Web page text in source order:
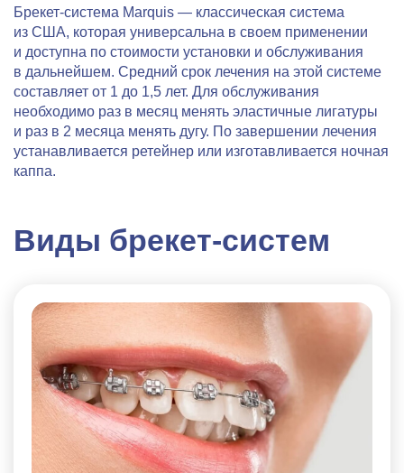
Брекет-система Marquis — классическая система
из США, которая универсальна в своем применении
и доступна по стоимости установки и обслуживания
в дальнейшем. Средний срок лечения на этой системе
составляет от 1 до 1,5 лет. Для обслуживания
необходимо раз в месяц менять эластичные лигатуры
и раз в 2 месяца менять дугу. По завершении лечения
устанавливается ретейнер или изготавливается ночная
каппа.
Виды брекет-систем